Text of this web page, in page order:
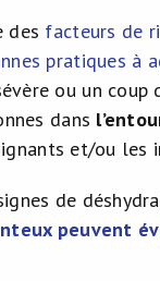
des facteurs de
pratiques à
ou un coup
dans
et/ou les
de
peuvent